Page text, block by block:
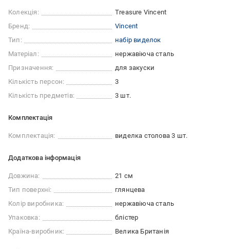
Колекція:
Treasure Vincent
Бренд:
Vincent
Тип:
набір виделок
Матеріал:
нержавіюча сталь
Призначення:
для закуски
Кількість персон:
3
Кількість предметів:
3 шт.
Комплектація
Комплектація: виделка столова 3 шт.
Додаткова інформація
Довжина:
21 см
Тип поверхні:
глянцева
Колір виробника:
нержавіюча сталь
Упаковка:
блістер
Країна-виробник:
Велика Британія